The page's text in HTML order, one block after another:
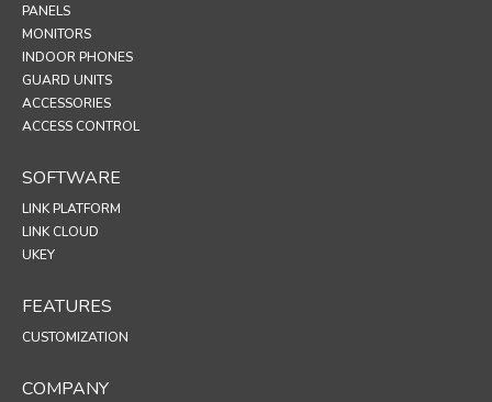
PANELS
MONITORS
INDOOR PHONES
GUARD UNITS
ACCESSORIES
ACCESS CONTROL
SOFTWARE
LINK PLATFORM
LINK CLOUD
UKEY
FEATURES
CUSTOMIZATION
COMPANY